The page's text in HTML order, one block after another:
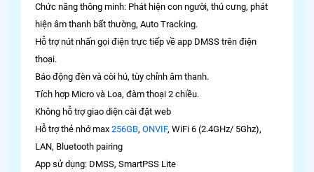
Chức năng thông minh: Phát hiện con người, thú cưng, phát
hiện âm thanh bất thường, Auto Tracking.
Hỗ trợ nút nhấn gọi điện trực tiếp về app DMSS trên điện
thoại.
Báo động đèn và còi hú, tùy chỉnh âm thanh.
Tích hợp Micro và Loa, đàm thoại 2 chiều.
Không hỗ trợ giao diện cài đặt web
Hỗ trợ thẻ nhớ max 256GB, ONVIF, WiFi 6 (2.4GHz/ 5Ghz),
LAN, Bluetooth pairing
App sử dụng: DMSS, SmartPSS Lite